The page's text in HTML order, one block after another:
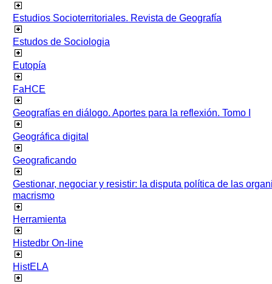
Estudios Socioterritoriales. Revista de Geografía
Estudos de Sociologia
Eutopía
FaHCE
Geografías en diálogo. Aportes para la reflexión. Tomo I
Geográfica digital
Geograficando
Gestionar, negociar y resistir: la disputa política de las
macrismo
Herramienta
Histedbr On-line
HistELA